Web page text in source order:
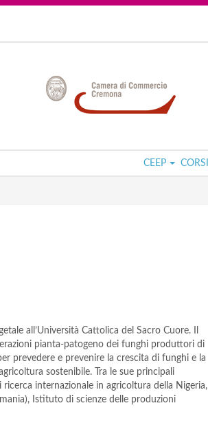
CEEP CORSI
all’Università Cattolica del Sacro Cuore. Il
pianta-patogeno dei funghi produttori di
prevedere e prevenire la crescita di funghi e la
sostenibile. Tra le sue principali
internazionale in agricoltura della Nigeria,
Istituto di scienze delle produzioni